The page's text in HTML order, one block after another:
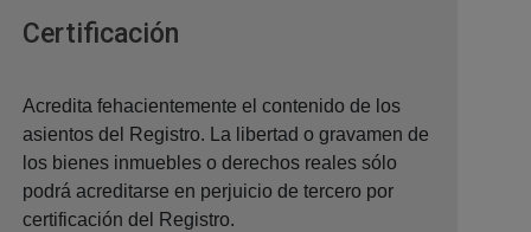
Certificación
Acredita fehacientemente el contenido de los
asientos del Registro. La libertad o gravamen de
los bienes inmuebles o derechos reales sólo
podrá acreditarse en perjuicio de tercero por
certificación del Registro.